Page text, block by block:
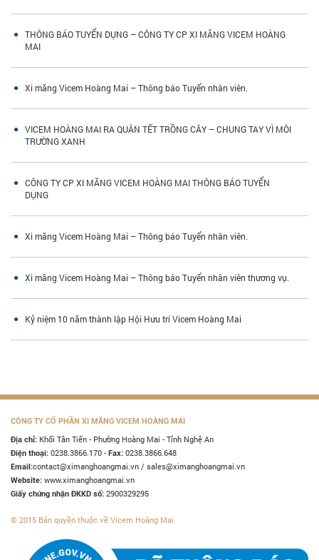
THÔNG BÁO TUYỂN DỤNG – CÔNG TY CP XI MĂNG VICEM HOÀNG
MAI
Xi măng Vicem Hoàng Mai – Thông báo Tuyển nhân viên.
VICEM HOÀNG MAI RA QUÂN TẾT TRỒNG CÂY – CHUNG TAY VÌ MÔI
TRƯỜNG XANH
CÔNG TY CP XI MĂNG VICEM HOÀNG MAI THÔNG BÁO TUYỂN
DỤNG
Xi măng Vicem Hoàng Mai – Thông báo Tuyển nhân viên.
Xi măng Vicem Hoàng Mai – Thông báo Tuyển nhân viên thương vụ.
Kỷ niệm 10 năm thành lập Hội Hưu trí Vicem Hoàng Mai
CÔNG TY CỔ PHẦN XI MĂNG VICEM HOÀNG MAI
Địa chỉ: Khối Tân Tiến - Phường Hoàng Mai - Tỉnh Nghệ An
Điện thoại: 0238.3866.170 - Fax: 0238.3866.648
Email:contact@ximanghoangmai.vn / sales@ximanghoangmai.vn
Website: www.ximanghoangmai.vn
Giấy chứng nhận ĐKKD số: 2900329295
© 2015 Bản quyền thuộc về Vicem Hoàng Mai